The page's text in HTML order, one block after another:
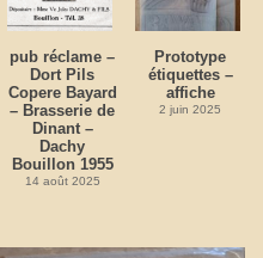
pub réclame –
Dort Pils
Copere Bayard
– Brasserie de
Dinant –
Dachy
Bouillon 1955
14 août 2025
Prototype
étiquettes –
affiche
2 juin 2025